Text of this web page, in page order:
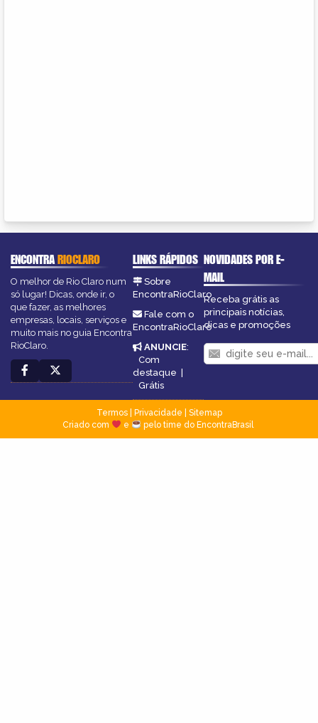
ENCONTRARIOCLARO
O melhor de Rio Claro num
só lugar! Dicas, onde ir, o
que fazer, as melhores
empresas, locais, serviços e
muito mais no guia Encontra
RioClaro.
LINKS RÁPIDOS
Sobre
EncontraRioClaro
Fale com o
EncontraRioClaro
ANUNCIE:
Com
destaque
Grátis
NOVIDADES POR E-
MAIL
Receba grátis as
principais notícias,
dicas e promoções
Termos| Privacidade
Sitemap
Criado com
e pelo time do EncontraBrasil